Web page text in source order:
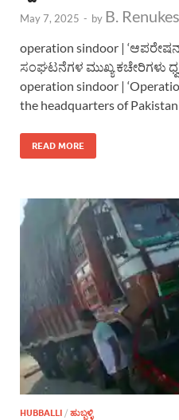
May 7, 2025 - by B.
operation sindoor |
ಸಂಘಟನೆಗಳ ಮುಖ್ಯ ಕಚೇರಿಗಳು
operation sindoor |
the headquarters of
READ MORE
HUBBALLI / ಹುಬ್ಬಳ್ಳಿ